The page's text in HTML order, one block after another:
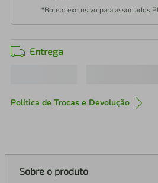
*Boleto exclusivo para associados PJ
Entrega
Política de Trocas e Devolução
Sobre o produto